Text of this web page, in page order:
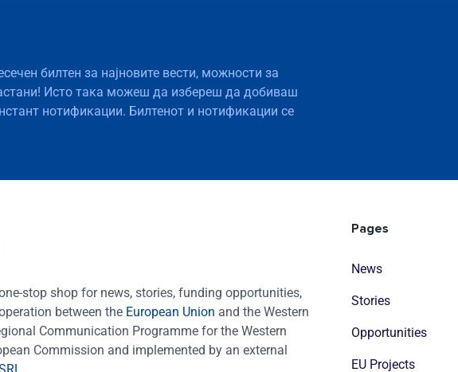
билтен за најновите вести, можности за
Исто така можеш да избереш да добиваш
нотификации. Билтенот и нотификации се
stop shop for news, stories, funding opportunities,
between the European Union and the Western
Communication Programme for the Western
Commission and implemented by an external
Pages
News
Stories
Opportunities
EU Projects